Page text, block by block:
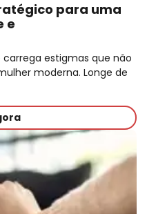
para uma
e
estigmas que não
moderna. Longe de